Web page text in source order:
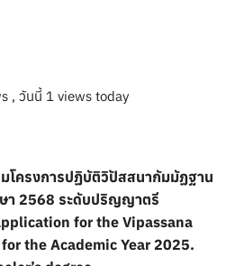
, วันนี้ 1 views today
โครงการปฏิบัติวิปัสสนากัมมัฏฐาน
า 2568 ระดับปริญญาตรี
for the Vipassana
the Academic Year 2025.